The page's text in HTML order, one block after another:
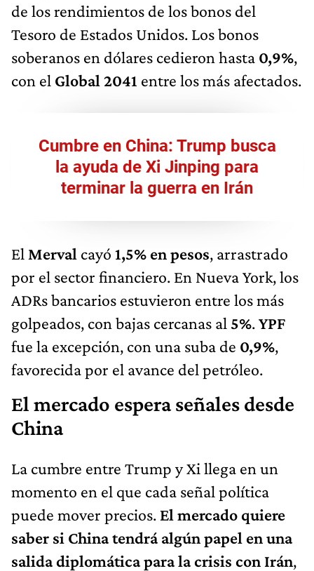
de los rendimientos de los bonos del
Tesoro de Estados Unidos. Los bonos
soberanos en dólares cedieron hasta 0,9%,
con el Global 2041 entre los más afectados.
Cumbre en China: Trump busca
la ayuda de Xi Jinping para
terminar la guerra en Irán
El Merval cayó 1,5% en pesos, arrastrado
por el sector financiero. En Nueva York, los
ADRs bancarios estuvieron entre los más
golpeados, con bajas cercanas al 5%.YPF
fue la excepción, con una suba de 0,9%,
favorecida por el avance del petróleo.
El mercado espera señales desde
China
La cumbre entre Trump y Xi llega en un
momento en el que cada señal política
puede mover precios. El mercado quiere
saber si China tendrá algún papel en una
salida diplomática para la crisis con Irán,